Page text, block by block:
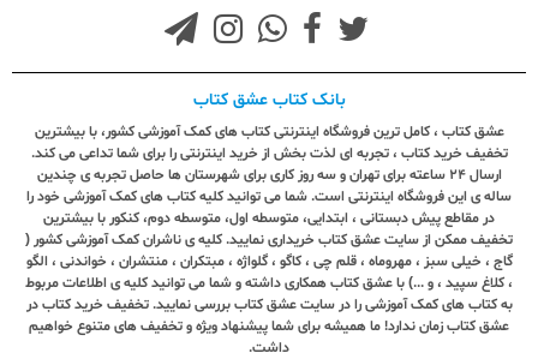
بانک کتاب عشق کتاب
عشق کتاب ، کامل ترین فروشگاه اینترنتی کتاب های کمک آموزشی کشور، با بیشترین
تخفیف خرید کتاب ، تجربه ای لذت بخش از خرید اینترنتی را برای شما تداعی می کند.
ارسال ٢٤ ساعته برای تهران و سه روز کاری برای شهرستان ها حاصل تجربه ی چندین
ساله ی این فروشگاه اینترنتی است. شما می توانید کلیه کتاب های کمک آموزشی خود را
در مقاطع پیش دبستانی ، ابتدایی، متوسطه اول، متوسطه دوم، کنکور با بیشترین
تخفیف ممکن از سایت عشق کتاب خریداری نمایید. کلیه ی ناشران کمک آموزشی کشور (
گاج ، خیلی سبز ، مهروماه ، قلم چی ، کاگو ، گلواژه ، مبتکران ، منتشران ، خواندنی ، الگو
، کلاغ سپید ، و ...) با عشق کتاب همکاری داشته و شما می توانید کلیه ی اطلاعات مربوط
به کتاب های کمک آموزشی را در سایت عشق کتاب بررسی نمایید. تخفیف خرید کتاب در
عشق کتاب زمان ندارد! ما همیشه برای شما پیشنهاد ویژه و تخفیف های متنوع خواهیم
داشت.